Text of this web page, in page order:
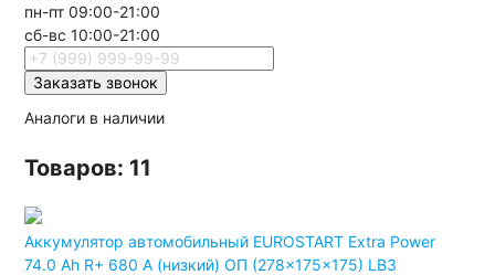
пн-пт 09:00-21:00
сб-вс 10:00-21:00
Заказать звонок
Аналоги в наличии
Товаров: 11
Аккумулятор автомобильный EUROSTART Extra Power
74.0 Ah R+ 680 A (низкий) ОП (278x175x175) LB3